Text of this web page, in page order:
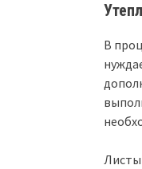
В
Листы